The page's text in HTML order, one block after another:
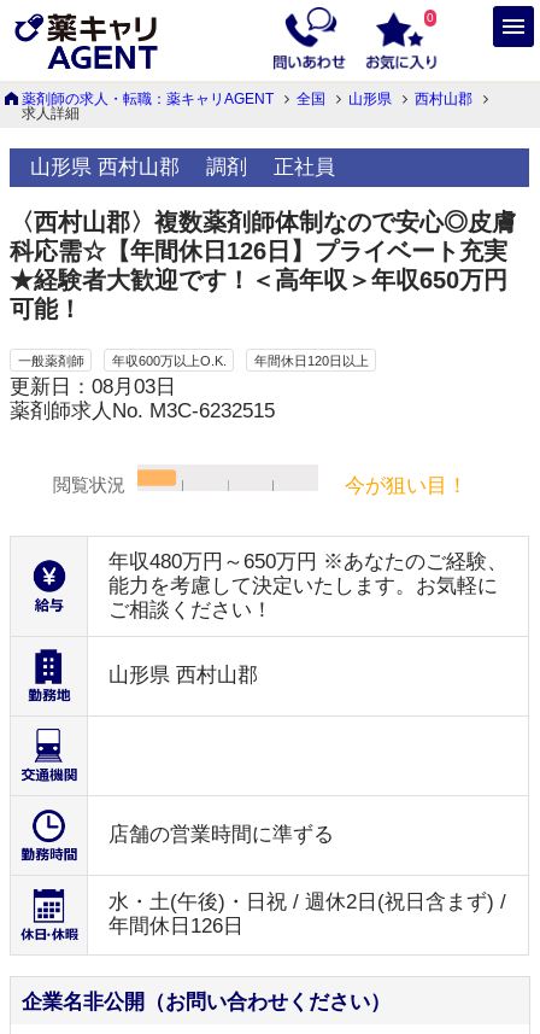
0
薬剤師の求人・転職：薬キャリAGENT 全国 山形県
西村山郡
求人詳細
山形県 西村山郡 調剤 正社員
〈西村山郡〉複数薬剤師体制なので安心◎皮膚
科応需☆【年間休日126日】プライベート充実
★経験者大歓迎です！＜高年収＞年収650万円
可能！
一般薬剤師 年収600万以上O.K. 年間休日120日以上
更新日：08月03日
薬剤師求人No. M3C-6232515
閲覧状況 今が狙い目！
年収480万円～650万円 ※あなたのご経験、
能力を考慮して決定いたします。お気軽に
ご相談ください！
山形県 西村山郡
店舗の営業時間に準ずる
水・土(午後)・日祝 / 週休2日(祝日含まず) /
年間休日126日
企業名非公開（お問い合わせください）